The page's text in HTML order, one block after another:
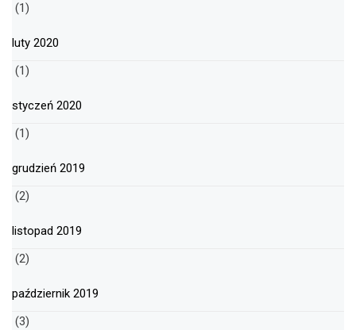
(1)
luty 2020
(1)
styczeń 2020
(1)
grudzień 2019
(2)
listopad 2019
(2)
październik 2019
(3)